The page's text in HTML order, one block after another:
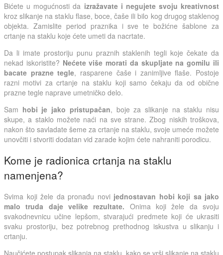
Bićete u mogućnosti da izražavate i negujete svoju kreativnost
kroz slikanje na staklu flase, boce, čaše ili bilo kog drugog staklenog
objekta. Zamislite period praznika i sve te božićne šablone za
crtanje na staklu koje ćete umeti da nacrtate.
Da li imate prostoriju punu praznih staklenih tegli koje čekate da
nekad iskoristite? Nećete više morati da skupljate na gomilu ili
bacate prazne tegle, rasparene čaše i zanimljive flaše. Postoje
razni motivi za crtanje na staklu koji samo čekaju da od obične
prazne tegle naprave umetničko delo.
Sam hobi je jako pristupačan, boje za slikanje na staklu nisu
skupe, a staklo možete naći na sve strane. Zbog niskih troškova,
nakon što savladate šeme za crtanje na staklu, svoje umeće možete
unovčiti i stvoriti dodatan vid zarade kojim ćete nahraniti porodicu.
Kome je radionica crtanja na staklu
namenjena?
Svima koji žele da pronađu novijednostavan hobi koji sa jako
malo truda daje velike rezultate. Onima koji žele da svoju
svakodnevnicu učine lepšom, stvarajući predmete koji će ukrasiti
svaku prostoriju, bez potrebnog prethodnog iskustva u slikanju i
crtanju.
Naučićete postupak slikanja na staklu, kako se vrši slikanje na staklu